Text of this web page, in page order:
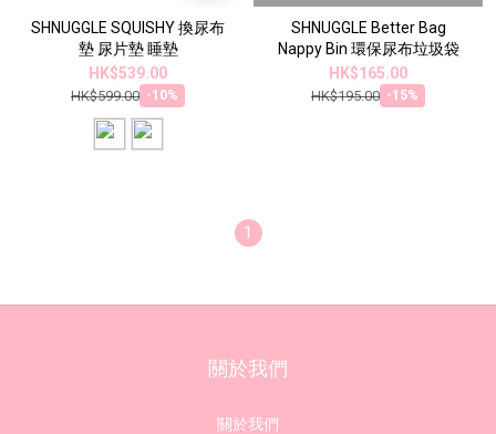
SHNUGGLE SQUISHY 換尿布
墊 尿片墊 睡墊
HK$539.00
HK$599.00 -10%
SHNUGGLE Better Bag
Nappy Bin 環保尿布垃圾袋
HK$165.00
HK$195.00 -15%
1
關於我們
關於我們